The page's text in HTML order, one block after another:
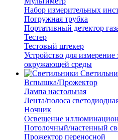
Набор измерительных
Погружная трубка
Портативный детектор
Тестер
Тестовый штекер
Устройство для измерение
окружающей среды
Вспышка/Прожектор
Лампа настольная
Лента/полоса
Ночник
Освещение
Потолочный/настенный
Прожектор переносной